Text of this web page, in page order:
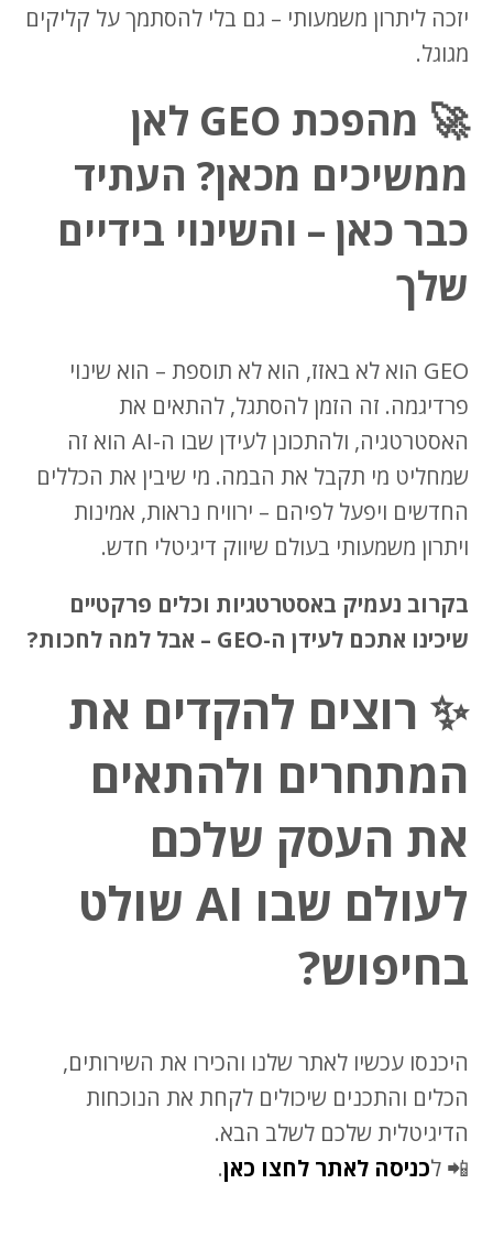
יזכה ליתרון משמעותי – גם בלי להסתמך על קליקים
מגוגל.
🚀 מהפכת GEO לאן
ממשיכים מכאן? העתיד
כבר כאן – והשינוי בידיים
שלך
GEO הוא לא באזז, הוא לא תוספת – הוא שינוי
פרדיגמה. זה הזמן להסתגל, להתאים את
האסטרטגיה, ולהתכונן לעידן שבו ה-AI הוא זה
שמחליט מי תקבל את הבמה. מי שיבין את הכללים
החדשים ויפעל לפיהם – ירוויח נראות, אמינות
ויתרון משמעותי בעולם שיווק דיגיטלי חדש.
בקרוב נעמיק באסטרטגיות וכלים פרקטיים
שיכינו אתכם לעידן ה-GEO – אבל למה לחכות?
✨ רוצים להקדים את
המתחרים ולהתאים
את העסק שלכם
לעולם שבו AI שולט
בחיפוש?
היכנסו עכשיו לאתר שלנו והכירו את השירותים,
הכלים והתכנים שיכולים לקחת את הנוכחות
הדיגיטלית שלכם לשלב הבא.
📲 לכניסה לאתר לחצו כאן.